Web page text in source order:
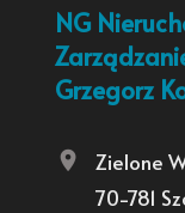
NG
Grzegorz
Zielone
70-781